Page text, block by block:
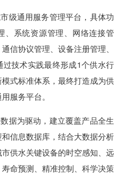
级通用服务管理平台，具体功
、系统资源管理、网络连接管
信协议管理、设备注册管理、
过技术实践最终形成1个供水行
式标准体系，最终打造成为供
服务平台。
据为驱动，建立覆盖产品全生
信息数据库，结合大数据分析
供水关键设备的时空感知、远
命预测、精准控制、科学决策